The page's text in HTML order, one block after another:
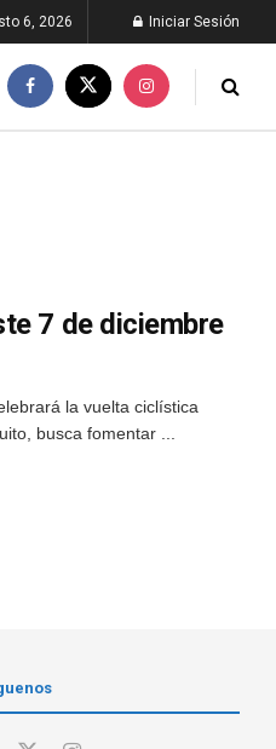
6, 2026 Iniciar Sesión
7 de diciembre
la vuelta ciclística
busca fomentar ...